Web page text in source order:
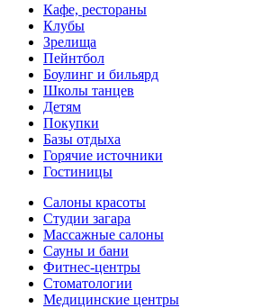
Кафе, рестораны
Клубы
Зрелища
Пейнтбол
Боулинг и бильярд
Школы танцев
Детям
Покупки
Базы отдыха
Горячие источники
Гостиницы
Салоны красоты
Студии загара
Массажные салоны
Сауны и бани
Фитнес-центры
Стоматологии
Медицинские центры